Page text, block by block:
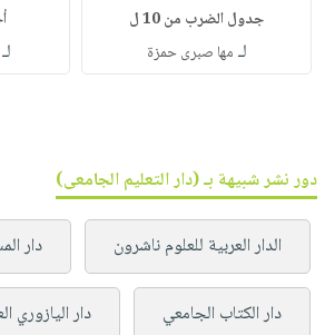
جدول الضرب من 10 ل
لـ مها صبرى حمزة
دور نشر شبيهة بـ (دار التعليم الجامعى)
الدار العربية للعلوم ناشرون دار
دار الكتاب الجامعي دار اليازوري